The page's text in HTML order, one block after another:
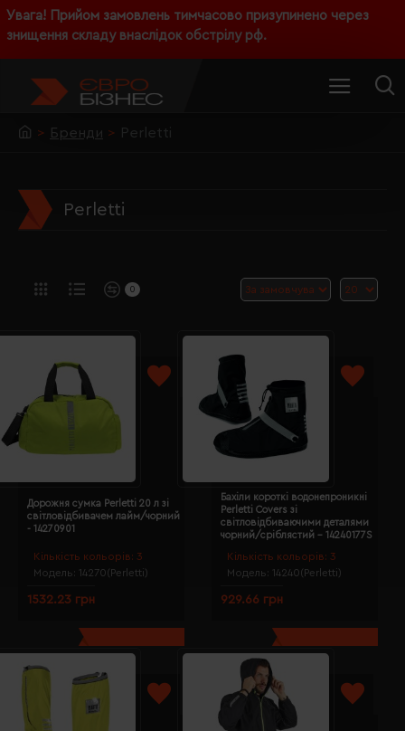
Увага! Прийом замовлень тимчасово призупинено через
знищення складу внаслідок обстрілу рф.
Бренди Perletti
Perletti
0
Кількість кольорів: 3
Модель: 14270(Perletti)
Дорожня сумка Perletti 20 л зі
світловідбивачем лайм/чорний
- 14270901
1532.23 грн
Кількість кольорів: 3
Модель: 14240(Perletti)
Бахіли короткі водонепроникні
Perletti Covers зі
світловідбиваючими деталями
чорний/сріблястий - 14240177S
929.66 грн